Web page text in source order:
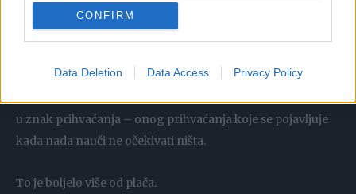
CONFIRM
Data Deletion Data Access Privacy Policy
Ali nekako ga je to vratilo do vrata koja nikada nisu
u znak prihvaćanja – onog prihvaćanja koje se pojavljuje
kada nada nauči ne očekivati ​​ništa.
To je boljelo više od plača.